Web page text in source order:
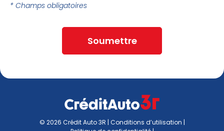
* Champs obligatoires
Soumettre
© 2026 Crédit Auto 3R | Conditions d’utilisation |